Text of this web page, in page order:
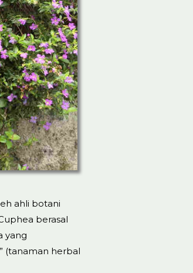
ahli botani
berasal
yang
(tanaman herbal